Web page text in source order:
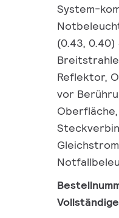
System-
(0.43, 0.40)
Reflektor,
vor